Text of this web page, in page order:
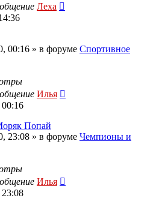
Леха
00:16 » в форуме Спортивное
Илья
Попай
23:08 » в форуме Чемпионы и
Илья